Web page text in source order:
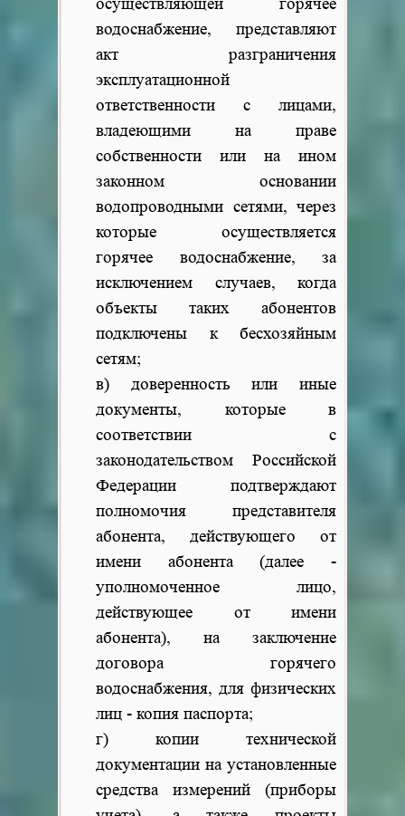
осуществляющей горячее
водоснабжение, представляют
акт разграничения
эксплуатационной
ответственности с лицами,
владеющими на праве
собственности или на ином
законном основании
водопроводными сетями, через
которые осуществляется
горячее водоснабжение, за
исключением случаев, когда
объекты таких абонентов
подключены к бесхозяйным
сетям;
в) доверенность или иные
документы, которые в
соответствии с
законодательством Российской
Федерации подтверждают
полномочия представителя
абонента, действующего от
имени абонента (далее -
уполномоченное лицо,
действующее от имени
абонента), на заключение
договора горячего
водоснабжения, для физических
лиц - копия паспорта;
г) копии технической
документации на установленные
средства измерений (приборы